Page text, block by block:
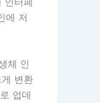
에 저
체 인
변환
업데